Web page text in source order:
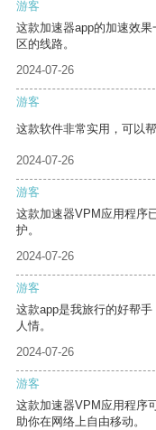
游客
这款加速器app的加速效
区的线路。
2024-07-26
游客
这款软件非常实用，可以
2024-07-26
游客
这款加速器VPM应用程序
护。
2024-07-26
游客
这款app是我旅行的好帮
人情。
2024-07-26
游客
这款加速器VPM应用程序
助你在网络上自由移动。